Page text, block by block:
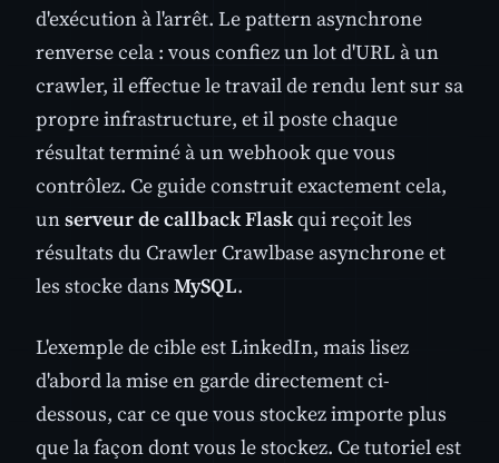
d'exécution à l'arrêt. Le pattern asynchrone
renverse cela : vous confiez un lot d'URL à un
crawler, il effectue le travail de rendu lent sur sa
propre infrastructure, et il poste chaque
résultat terminé à un webhook que vous
contrôlez. Ce guide construit exactement cela,
unserveur de callback Flaskqui reçoit les
résultats du Crawler Crawlbase asynchrone et
les stocke dans MySQL.
L'exemple de cible est LinkedIn, mais lisez
d'abord la mise en garde directement ci-
dessous, car ce que vous stockez importe plus
que la façon dont vous le stockez. Ce tutoriel est